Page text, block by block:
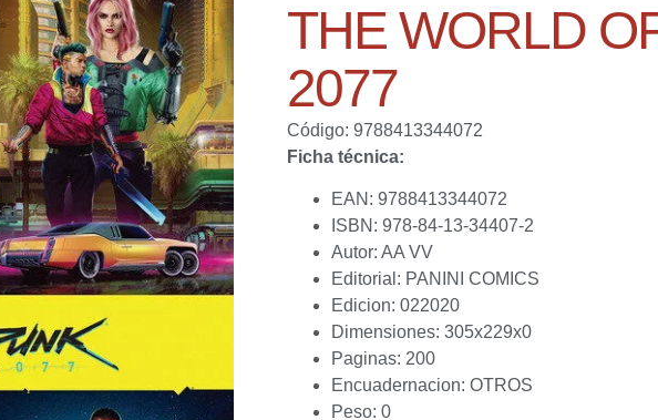
THE WORLD
2077
Código: 9788413344072
Ficha técnica:
EAN: 9788413344072
ISBN: 978-84-13-34407-2
Autor: AA VV
Editorial: PANINI COMICS
Edicion: 022020
Dimensiones: 305x229x0
Paginas: 200
Encuadernacion: OTROS
Peso: 0